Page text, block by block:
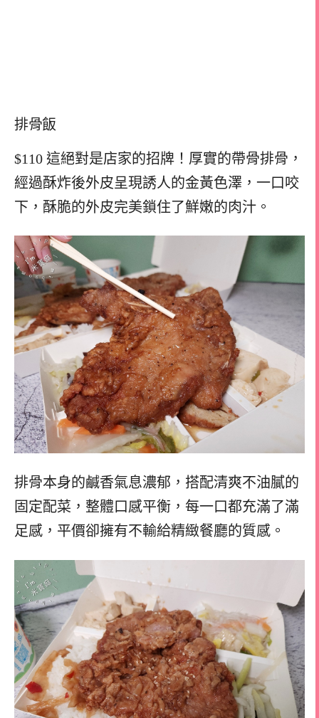
排骨飯
$110 這絕對是店家的招牌！厚實的帶骨排骨，
經過酥炸後外皮呈現誘人的金黃色澤，一口咬
下，酥脆的外皮完美鎖住了鮮嫩的肉汁。
排骨本身的鹹香氣息濃郁，搭配清爽不油膩的
固定配菜，整體口感平衡，每一口都充滿了滿
足感，平價卻擁有不輸給精緻餐廳的質感。